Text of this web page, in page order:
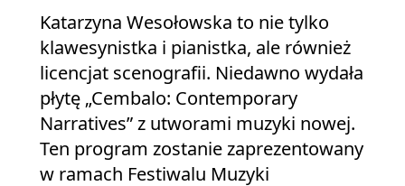
Katarzyna Wesołowska to nie tylko
klawesynistka i pianistka, ale również
licencjat scenografii. Niedawno wydała
płytę „Cembalo: Contemporary
Narratives” z utworami muzyki nowej.
Ten program zostanie zaprezentowany
w ramach Festiwalu Muzyki